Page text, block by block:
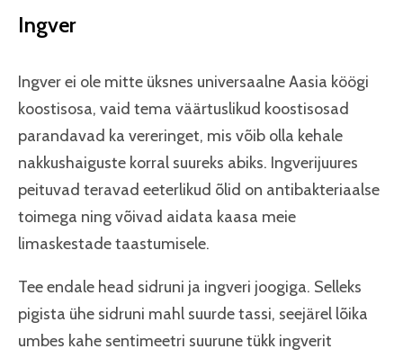
Ingver
Ingver ei ole mitte üksnes universaalne Aasia köögi
koostisosa, vaid tema väärtuslikud koostisosad
parandavad ka vereringet, mis võib olla kehale
nakkushaiguste korral suureks abiks. Ingverijuures
peituvad teravad eeterlikud õlid on antibakteriaalse
toimega ning võivad aidata kaasa meie
limaskestade taastumisele.
Tee endale head sidruni ja ingveri joogiga. Selleks
pigista ühe sidruni mahl suurde tassi, seejärel lõika
umbes kahe sentimeetri suurune tükk ingverit